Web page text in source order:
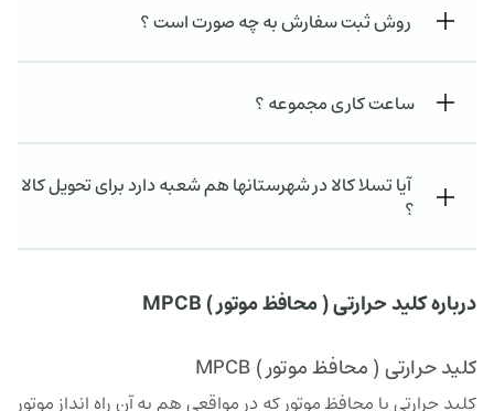
روش ثبت سفارش به چه صورت است ؟
ساعت کاری مجموعه ؟
آیا تسلا کالا در شهرستانها هم شعبه دارد برای تحویل کالا
؟
درباره کلید حرارتی ( محافظ موتور ) MPCB
کلید حرارتی ( محافظ موتور ) MPCB
کلید حرارتی یا محافظ موتور که در مواقعی هم به آن راه انداز موتور